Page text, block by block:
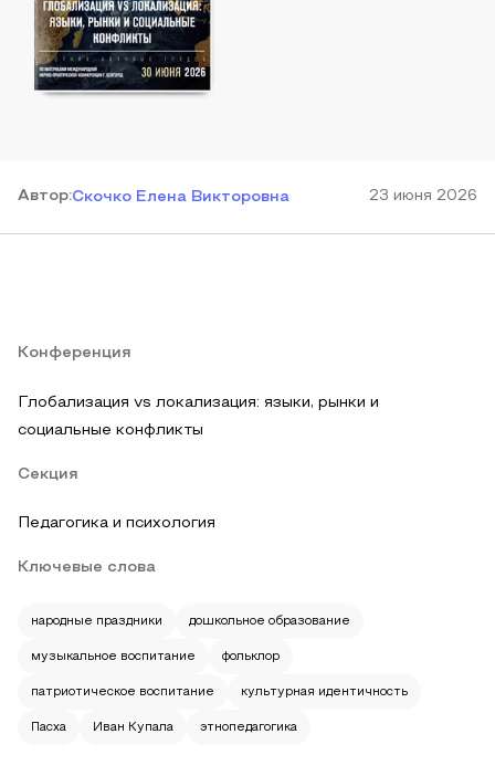
Автор:Скочко Елена Викторовна 23 июня 2026
Конференция
Глобализация vs локализация: языки, рынки и
социальные конфликты
Секция
Педагогика и психология
Ключевые слова
народные праздники дошкольное образование
музыкальное воспитание фольклор
патриотическое воспитание культурная идентичность
Пасха Иван Купала этнопедагогика